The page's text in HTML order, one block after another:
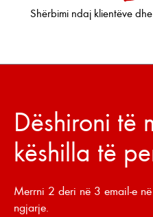
Shërbimi ndaj klientëve
Dëshironi të
këshilla të
Merrni 2 deri në 3 email-e
ngjarje.